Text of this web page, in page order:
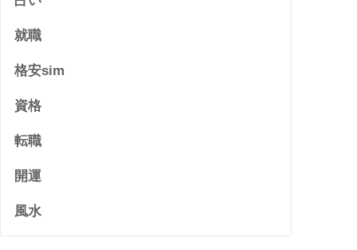
就職
格安sim
資格
転職
開運
風水